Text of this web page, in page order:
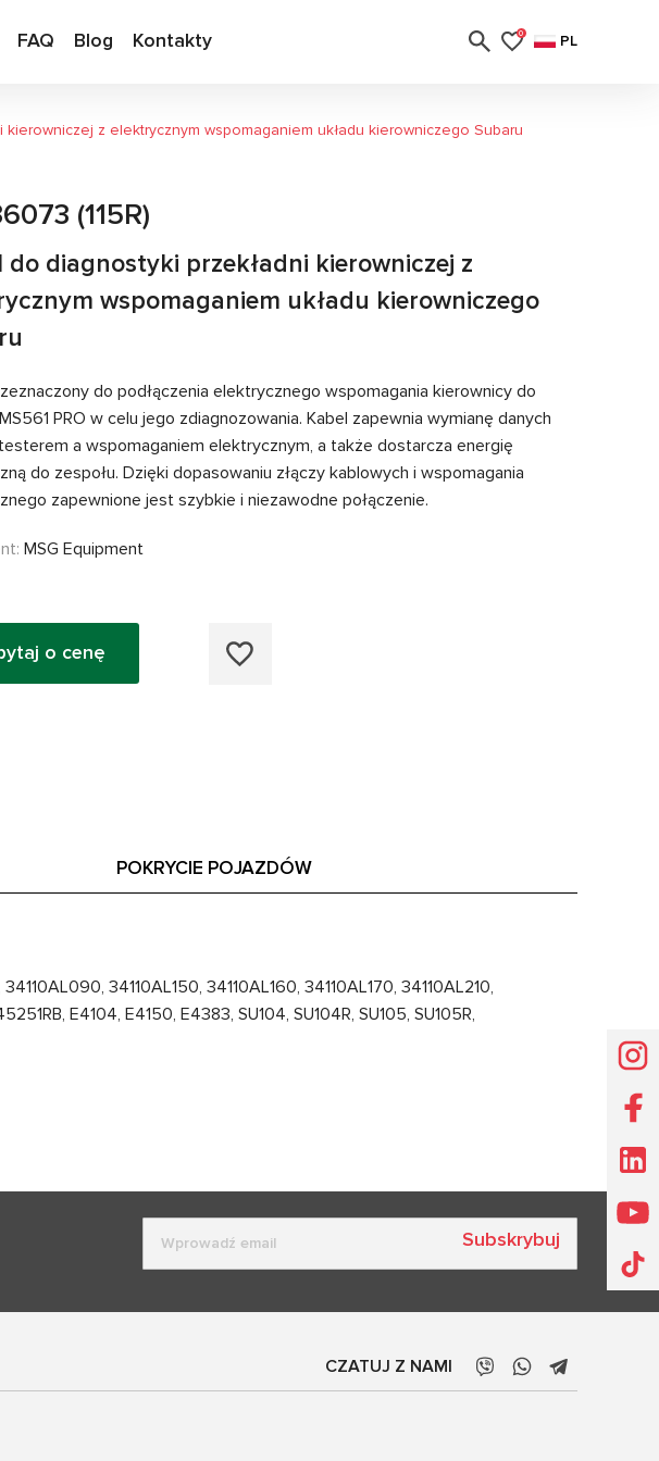
FAQ Blog Kontakty 0 PL
kierowniczej z elektrycznym wspomaganiem układu kierowniczego Subaru
(115R)
do diagnostyki przekładni kierowniczej z
wspomaganiem układu kierowniczego
do podłączenia elektrycznego wspomagania kierownicy do
PRO w celu jego zdiagnozowania. Kabel zapewnia wymianę danych
a wspomaganiem elektrycznym, a także dostarcza energię
do zespołu. Dzięki dopasowaniu złączy kablowych i wspomagania
zapewnione jest szybkie i niezawodne połączenie.
MSG Equipment
o cenę
POKRYCIE POJAZDÓW
34110AL150, 34110AL160, 34110AL170, 34110AL210,
E4104, E4150, E4383, SU104, SU104R, SU105, SU105R,
Subskrybuj
CZATUJ Z NAMI